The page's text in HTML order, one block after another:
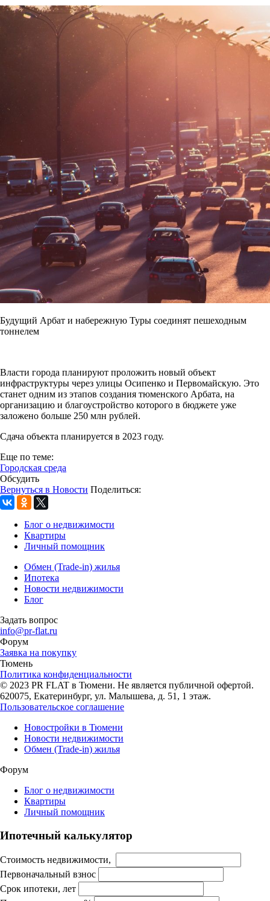
Будущий Арбат и набережную Туры соединят пешеходным
тоннелем
Власти города планируют проложить новый объект
инфраструктуры через улицы Осипенко и Первомайскую. Это
станет одним из этапов создания тюменского Арбата, на
организацию и благоустройство которого в бюджете уже
заложено больше 250 млн рублей.
Сдача объекта планируется в 2023 году.
Еще по теме:
Городская среда
Обсудить
Вернуться в Новости Поделиться:
Блог о недвижимости
Квартиры
Личный помощник
Обмен (Trade-in) жилья
Ипотека
Новости недвижимости
Блог
Задать вопрос
info@pr-flat.ru
Форум
Заявка на покупку
Тюмень
Политика конфиденциальности
© 2023 PR FLAT в Тюмени. Не является публичной офертой.
620075, Екатеринбург, ул. Малышева, д. 51, 1 этаж.
Пользовательское соглашение
Новостройки в Тюмени
Новости недвижимости
Обмен (Trade-in) жилья
Форум
Блог о недвижимости
Квартиры
Личный помощник
Ипотечный калькулятор
Стоимость недвижимости,
Первоначальный взнос
Срок ипотеки, лет